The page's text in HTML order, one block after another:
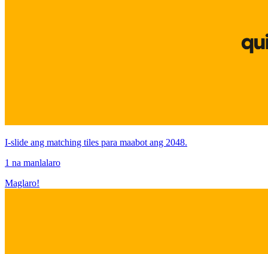
I-slide ang matching tiles para maabot ang 2048.
1 na manlalaro
Maglaro!